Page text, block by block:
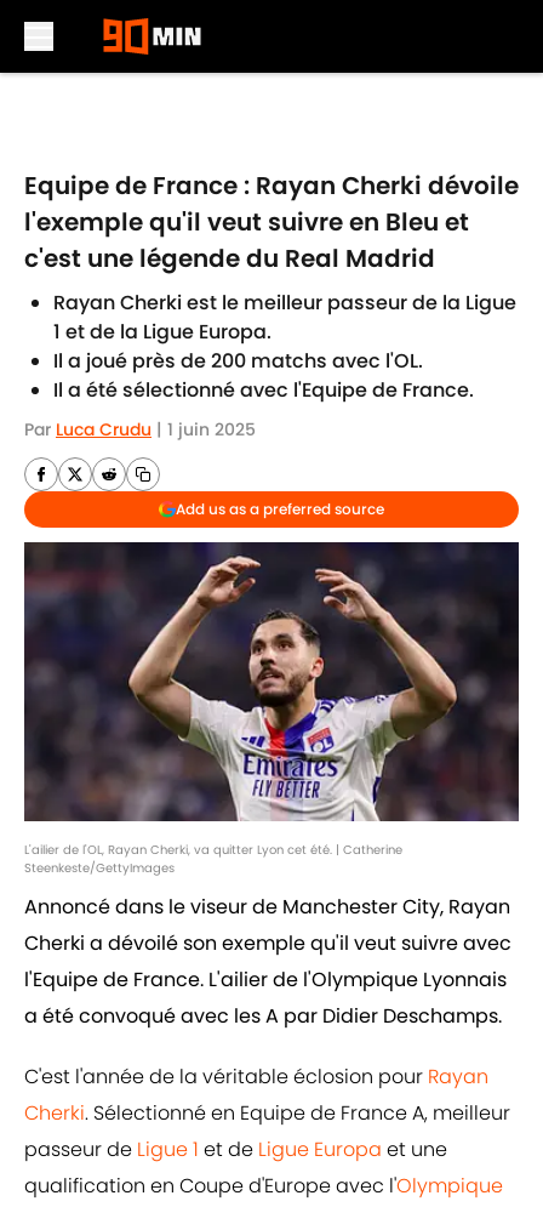
Equipe de France : Rayan Cherki dévoile
l'exemple qu'il veut suivre en Bleu et
c'est une légende du Real Madrid
Rayan Cherki est le meilleur passeur de la Ligue
1 et de la Ligue Europa.
Il a joué près de 200 matchs avec l'OL.
Il a été sélectionné avec l'Equipe de France.
Par Luca Crudu | 1 juin 2025
Add us as a preferred source
L'ailier de l'OL, Rayan Cherki, va quitter Lyon cet été. | Catherine
Steenkeste/GettyImages
Annoncé dans le viseur de Manchester City, Rayan
Cherki a dévoilé son exemple qu'il veut suivre avec
l'Equipe de France. L'ailier de l'Olympique Lyonnais
a été convoqué avec les A par Didier Deschamps.
C'est l'année de la véritable éclosion pour Rayan
Cherki. Sélectionné en Equipe de France A, meilleur
passeur de Ligue 1 et de Ligue Europa et une
qualification en Coupe d'Europe avec l'Olympique